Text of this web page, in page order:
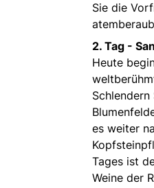
Sie die
2. Tag -
Heute
es weiter
Tages ist
Weine der